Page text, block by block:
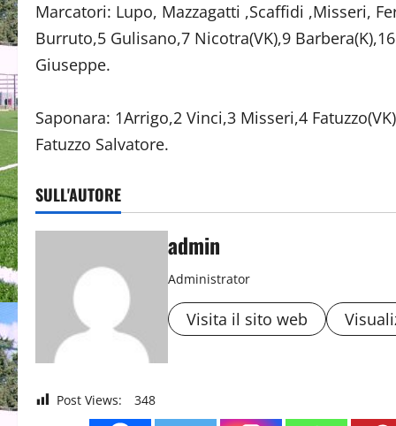
Marcatori: Lupo, Mazzagatti ,Scaffidi ,Misseri,
Burruto,5 Gulisano,7 Nicotra(VK),9
Giuseppe.
Saponara: 1Arrigo,2 Vinci,3 Misseri,4
Fatuzzo Salvatore.
SULL'AUTORE
admin
Administrator
Visita il sito web
Post Views: 348